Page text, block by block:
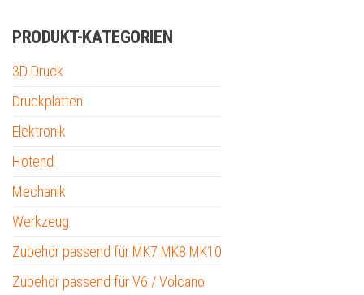
PRODUKT-KATEGORIEN
3D Druck
Druckplatten
Elektronik
Hotend
Mechanik
Werkzeug
Zubehör passend für MK7 MK8 MK10
Zubehör passend für V6 / Volcano